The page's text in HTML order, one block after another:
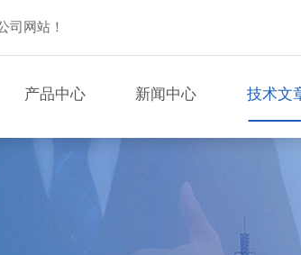
司网站！
产品中心 新闻中心 技术文